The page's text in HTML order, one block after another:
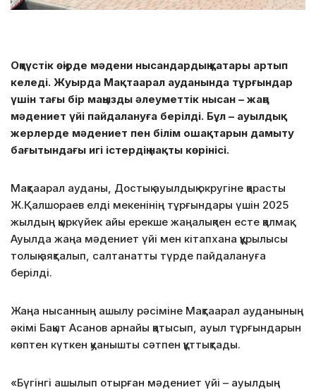
Оңтүстік өңірде мәдени нысандардың қатары артып
келеді. Жуырда Мақтаарал ауданында тұрғындар
үшін тағы бір маңызды әлеуметтік нысан – жаңа
мәдениет үйі пайдалануға берілді. Бұл – ауылдық
жерлерде мәдениет пен білім ошақтарын дамыту
бағытындағы игі істердің нақты көрінісі.
Мақтаарал ауданы, Достық ауылдық округіне қарасты
Ж.Қалшораев елді мекенінің тұрғындары үшін 2025
жылдың қыркүйек айы ерекше жаңалықпен есте қалмақ.
Ауылда жаңа мәдениет үйі мен кітапхана құрылысы
толық аяқталып, салтанатты түрде пайдалануға
берілді.
Жаңа нысанның ашылу рәсіміне Мақтаарал ауданының
әкімі Бақыт Асанов арнайы қатысып, ауыл тұрғындарын
көптен күткен қуанышты сәтпен құттықтады.
«Бүгінгі ашылып отырған мәдениет үйі – ауылдың